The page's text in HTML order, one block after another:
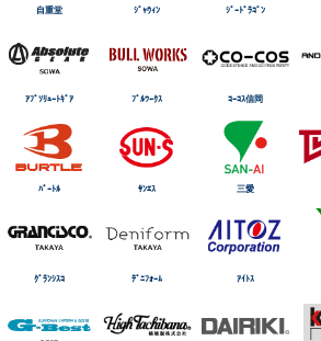
自重堂 ｼﾞｬｳｨﾝ ｼﾞｰﾄﾞﾗｺﾞﾝ
ｱﾌﾞｿﾘｭｰﾄｷﾞｱ ﾌﾞﾙﾜｰｸｽ ｺｰｺｽ信岡
ﾊﾞｰﾄﾙ ｻﾝｴｽ 三愛
ｸﾞﾗﾝｼｽｺ ﾃﾞﾆﾌｫｰﾑ ｱｲﾄｽ